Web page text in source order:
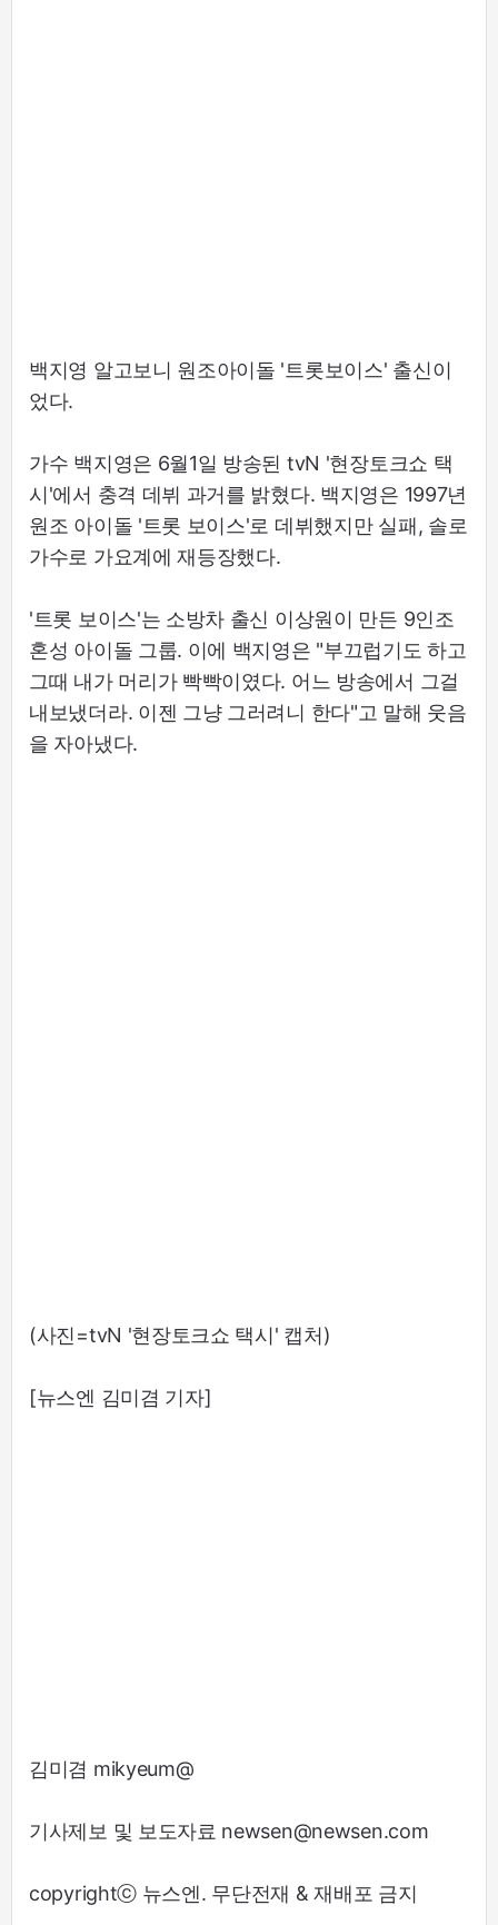
백지영 알고보니 원조아이돌 '트롯보이스' 출신이
었다.
가수 백지영은 6월1일 방송된 tvN '현장토크쇼 택
시'에서 충격 데뷔 과거를 밝혔다. 백지영은 1997년
원조 아이돌 '트롯 보이스'로 데뷔했지만 실패, 솔로
가수로 가요계에 재등장했다.
'트롯 보이스'는 소방차 출신 이상원이 만든 9인조
혼성 아이돌 그룹. 이에 백지영은 "부끄럽기도 하고
그때 내가 머리가 빡빡이였다. 어느 방송에서 그걸
내보냈더라. 이젠 그냥 그러려니 한다"고 말해 웃음
을 자아냈다.
(사진=tvN '현장토크쇼 택시' 캡처)
[뉴스엔 김미겸 기자]
김미겸 mikyeum@
기사제보 및 보도자료 newsen@newsen.com
copyrightⓒ 뉴스엔. 무단전재 & 재배포 금지